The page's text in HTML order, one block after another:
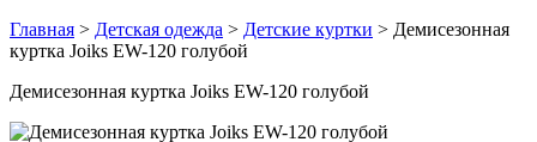
Главная > Детская одежда > Детские куртки > Демисезонная
куртка Joiks EW-120 голубой
Демисезонная куртка Joiks EW-120 голубой